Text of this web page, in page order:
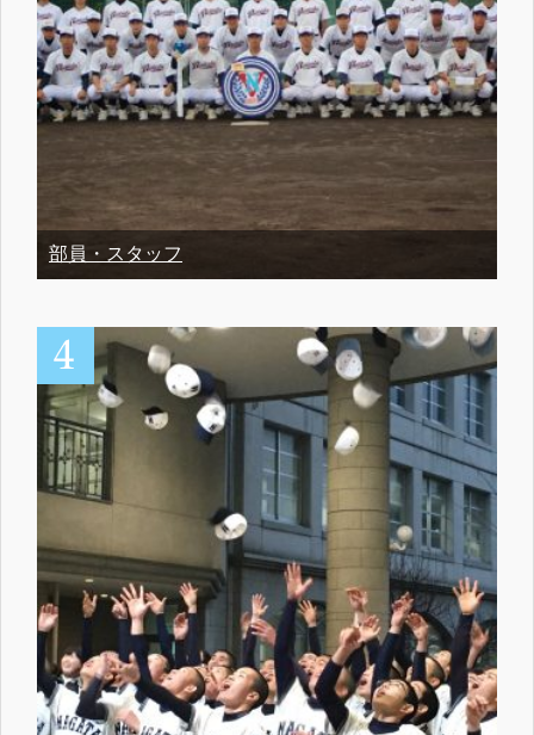
部員・スタッフ